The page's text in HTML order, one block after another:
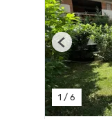
1 / 6
Previous